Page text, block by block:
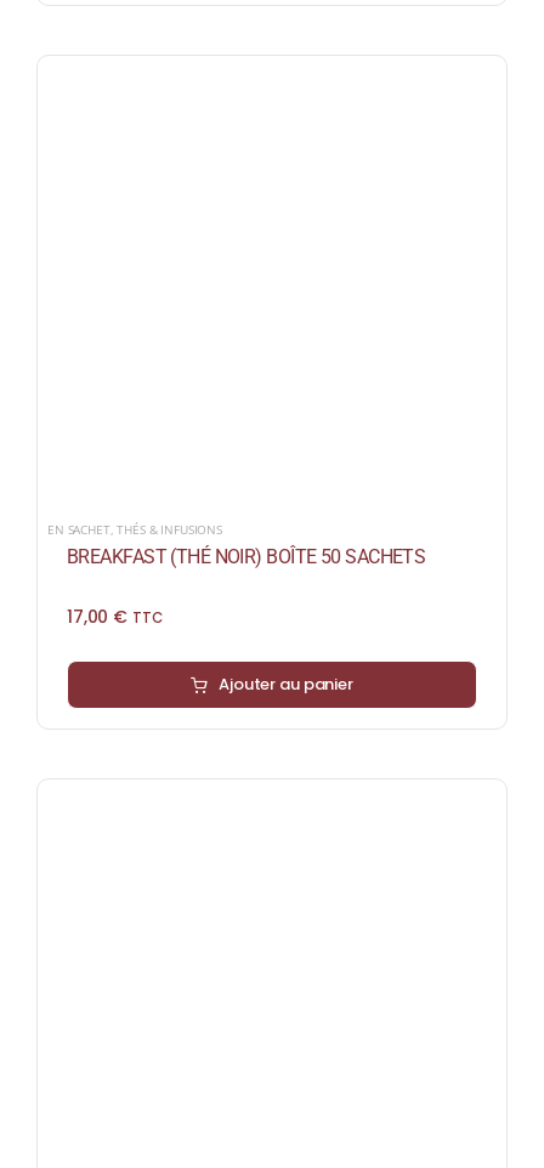
EN SACHET,THÉS & INFUSIONS
BREAKFAST (THÉ NOIR) BOÎTE 50 SACHETS
17,00 € TTC
Ajouter au panier